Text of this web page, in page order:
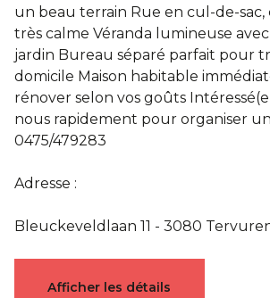
un beau terrain Rue en cul-de-
très calme Véranda lumineuse
jardin Bureau séparé parfait pour
domicile Maison habitable
rénover selon vos goûts
nous rapidement pour organiser
0475/479283
Adresse :
Bleuckeveldlaan 11 - 3080
Caractéristiques
Afficher les détails